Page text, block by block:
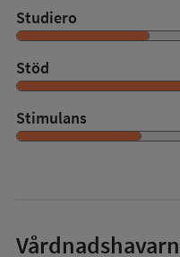
Studiero
Stöd
Stimulans